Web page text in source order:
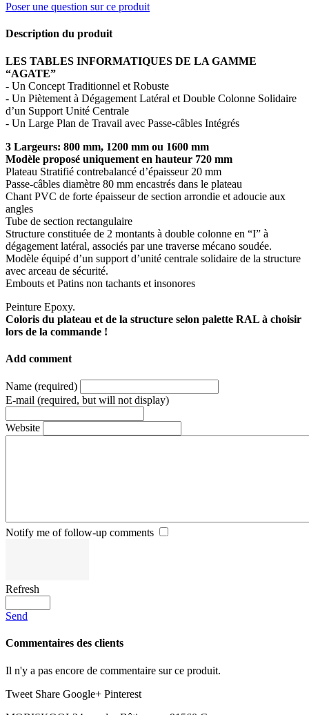
Poser une question sur ce produit
Description du produit
LES TABLES INFORMATIQUES DE LA GAMME
“AGATE”
- Un Concept Traditionnel et Robuste
- Un Piètement à Dégagement Latéral et Double Colonne Solidaire
d’un Support Unité Centrale
- Un Large Plan de Travail avec Passe-câbles Intégrés
3 Largeurs: 800 mm, 1200 mm ou 1600 mm
Modèle proposé uniquement en hauteur 720 mm
Plateau Stratifié contrebalancé d’épaisseur 20 mm
Passe-câbles diamètre 80 mm encastrés dans le plateau
Chant PVC de forte épaisseur de section arrondie et adoucie aux
angles
Tube de section rectangulaire
Structure constituée de 2 montants à double colonne en “I” à
dégagement latéral, associés par une traverse mécano soudée.
Modèle équipé d’un support d’unité centrale solidaire de la structure
avec arceau de sécurité.
Embouts et Patins non tachants et insonores
Peinture Epoxy.
Coloris du plateau et de la structure selon palette RAL à choisir
lors de la commande !
Add comment
Name (required)
E-mail (required, but will not display)
Website
Notify me of follow-up comments
Refresh
Send
Commentaires des clients
Il n'y a pas encore de commentaire sur ce produit.
Tweet Share Google+ Pinterest